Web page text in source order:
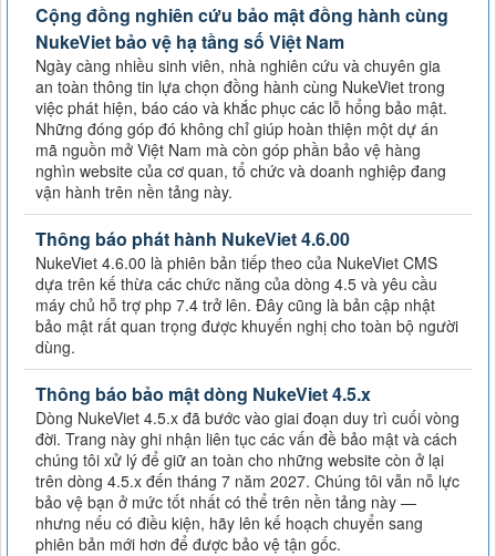
Cộng đồng nghiên cứu bảo mật đồng hành cùng
NukeViet bảo vệ hạ tầng số Việt Nam
Ngày càng nhiều sinh viên, nhà nghiên cứu và chuyên gia
an toàn thông tin lựa chọn đồng hành cùng NukeViet trong
việc phát hiện, báo cáo và khắc phục các lỗ hổng bảo mật.
Những đóng góp đó không chỉ giúp hoàn thiện một dự án
mã nguồn mở Việt Nam mà còn góp phần bảo vệ hàng
nghìn website của cơ quan, tổ chức và doanh nghiệp đang
vận hành trên nền tảng này.
Thông báo phát hành NukeViet 4.6.00
NukeViet 4.6.00 là phiên bản tiếp theo của NukeViet CMS
dựa trên kế thừa các chức năng của dòng 4.5 và yêu cầu
máy chủ hỗ trợ php 7.4 trở lên. Đây cũng là bản cập nhật
bảo mật rất quan trọng được khuyến nghị cho toàn bộ người
dùng.
Thông báo bảo mật dòng NukeViet 4.5.x
Dòng NukeViet 4.5.x đã bước vào giai đoạn duy trì cuối vòng
đời. Trang này ghi nhận liên tục các vấn đề bảo mật và cách
chúng tôi xử lý để giữ an toàn cho những website còn ở lại
trên dòng 4.5.x đến tháng 7 năm 2027. Chúng tôi vẫn nỗ lực
bảo vệ bạn ở mức tốt nhất có thể trên nền tảng này —
nhưng nếu có điều kiện, hãy lên kế hoạch chuyển sang
phiên bản mới hơn để được bảo vệ tận gốc.